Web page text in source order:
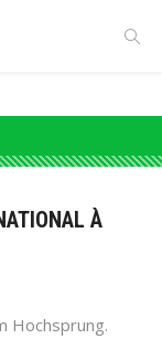
À
Hochsprung.